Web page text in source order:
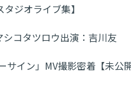
タジオライブ集】
シコタツロウ出演： 吉川友
サイン」MV撮影密着 【未公